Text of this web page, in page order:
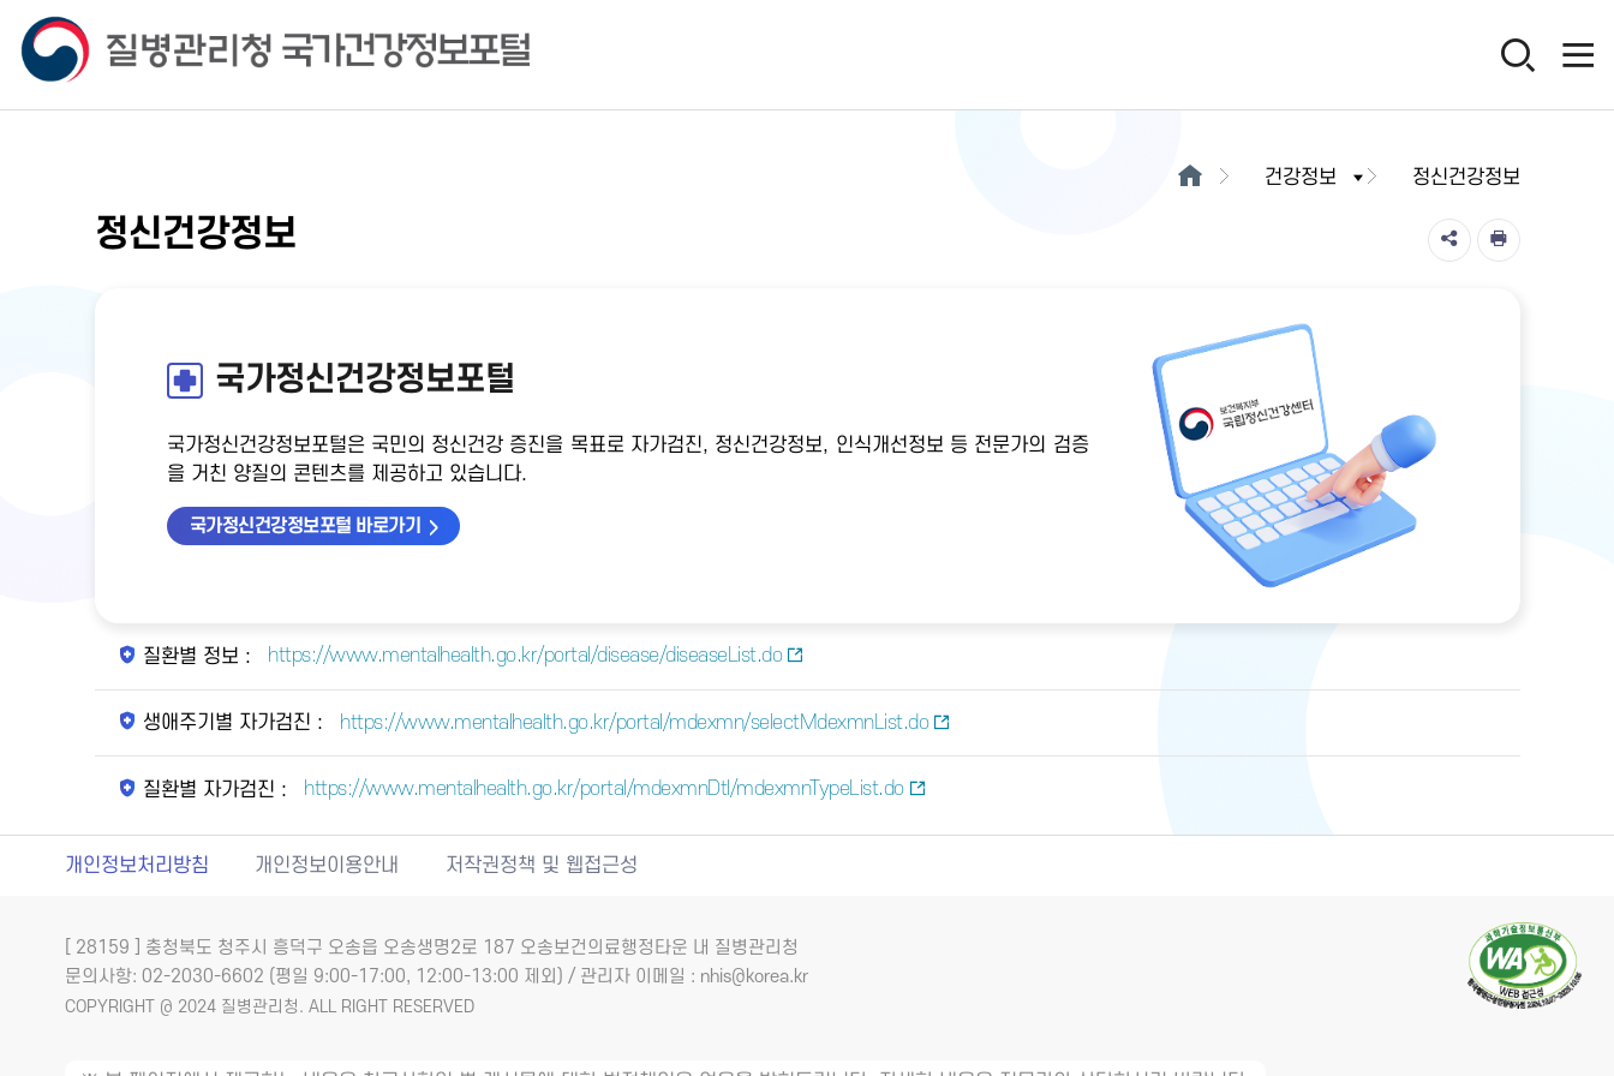
건강정보 정신건강정보
정신건강정보
국가정신건강정보포털
국가정신건강정보포털은 국민의 정신건강 증진을 목표로 자가검진, 정신건강정보, 인식개선정보 등 전문가의 검증
을 거친 양질의 콘텐츠를 제공하고 있습니다.
국가정신건강정보포털 바로가기
질환별 정보 : https://www.mentalhealth.go.kr/portal/disease/diseaseList.do
생애주기별 자가검진 : https://www.mentalhealth.go.kr/portal/mdexmn/selectMdexmnList.do
질환별 자가검진 : https://www.mentalhealth.go.kr/portal/mdexmnDtl/mdexmnTypeList.do
개인정보처리방침 개인정보이용안내 저작권정책 및 웹접근성
[ 28159 ] 충청북도 청주시 흥덕구 오송읍 오송생명2로 187 오송보건의료행정타운 내 질병관리청
문의사항: 02-2030-6602 (평일 9:00-17:00, 12:00-13:00 제외) / 관리자 이메일 : nhis@korea.kr
COPYRIGHT @ 2024 질병관리청. ALL RIGHT RESERVED